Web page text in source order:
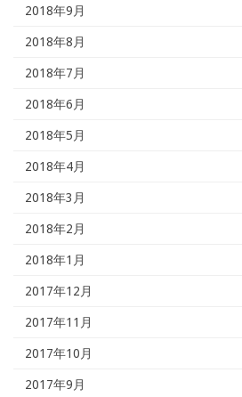
2018年9月
2018年8月
2018年7月
2018年6月
2018年5月
2018年4月
2018年3月
2018年2月
2018年1月
2017年12月
2017年11月
2017年10月
2017年9月